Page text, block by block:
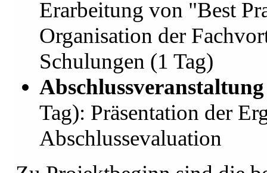
Erarbeitung von "Best
Organisation der
Schulungen (1 Tag)
Abschlussveranstaltung
Tag): Präsentation der
Abschlussevaluation